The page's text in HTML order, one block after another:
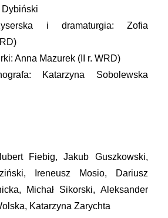
Dybiński
i dramaturgia: Zofia
Anna Mazurek (II r. WRD)
Katarzyna Sobolewska
Fiebig, Jakub Guszkowski,
Ireneusz Mosio, Dariusz
Michał Sikorski, Aleksander
Katarzyna Zarychta